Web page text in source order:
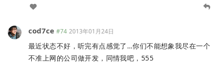
cod7ce #74 2013年01月24日
最近状态不好，听完有点感觉了…你们不能想象我尽在一个
不准上网的公司做开发，同情我吧，555